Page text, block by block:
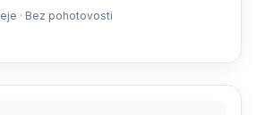
· Bez pohotovosti